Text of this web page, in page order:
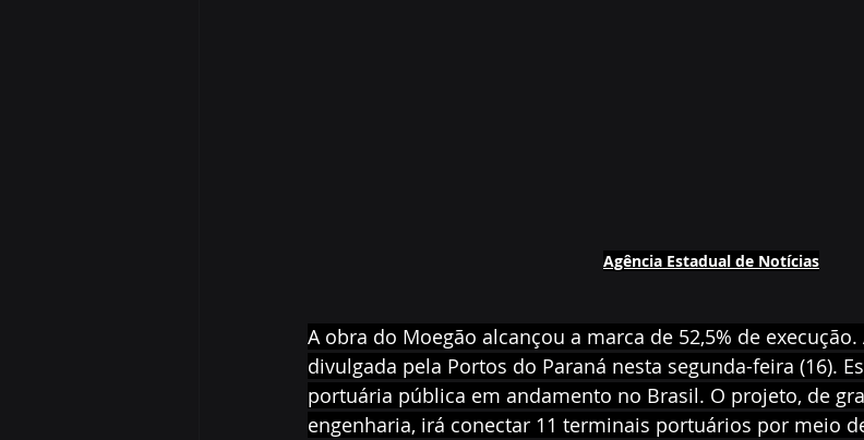
Agência Estadual de Notícias
A obra do Moegão alcançou a marca de 52,5% de
divulgada pela Portos do Paraná nesta segunda-feira (16).
portuária pública em andamento no Brasil. O projeto, de
engenharia, irá conectar 11 terminais portuários por meio